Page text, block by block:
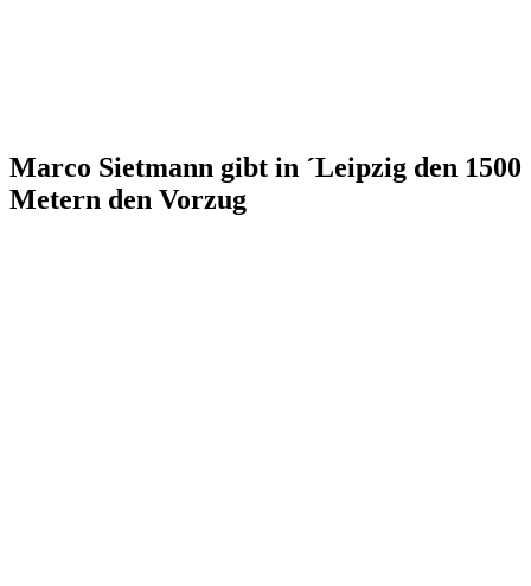
Marco Sietmann gibt in ´Leipzig den 1500
Metern den Vorzug